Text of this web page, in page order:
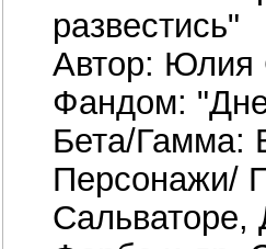
развестись"
Автор: Юлия
Фандом:
Бета/Гамма:
Персонажи/
Сальваторе,